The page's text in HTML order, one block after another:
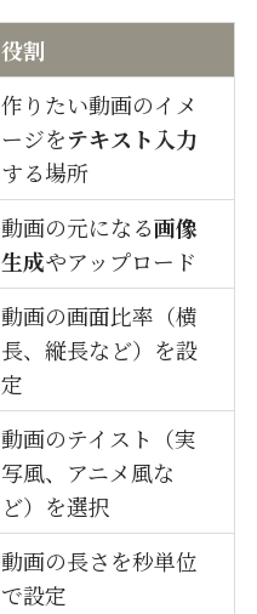
役割
作りたい動画のイメ
ージをテキスト入力
する場所
動画の元になる画像
生成やアップロード
動画の画面比率（横
長、縦長など）を設
定
動画のテイスト（実
写風、アニメ風な
ど）を選択
動画の長さを秒単位
で設定